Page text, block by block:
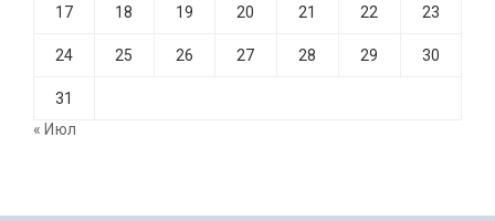
17 18 19 20 21 22 23
24 25 26 27 28 29 30
31
« Июл